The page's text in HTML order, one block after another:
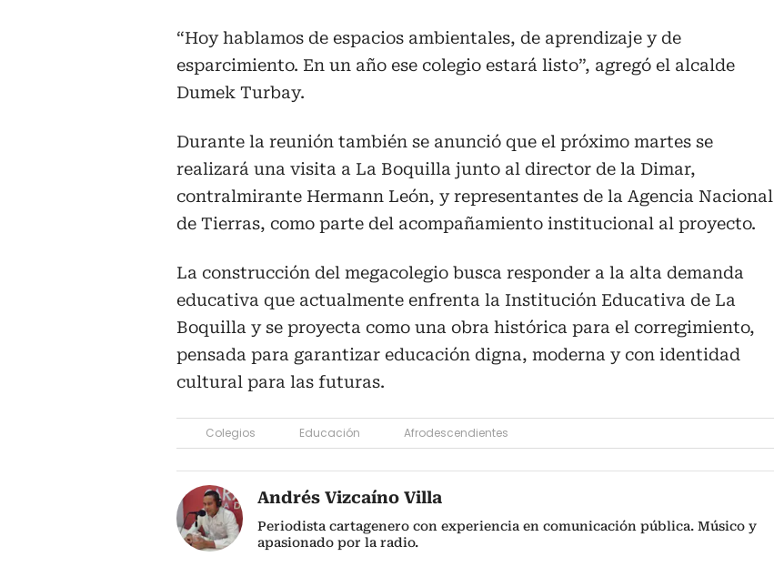
“Hoy hablamos de espacios ambientales, de aprendizaje y de
esparcimiento. En un año ese colegio estará listo”, agregó el alcalde
Dumek Turbay.
Durante la reunión también se anunció que el próximo martes se
realizará una visita a La Boquilla junto al director de la Dimar,
contralmirante Hermann León, y representantes de la Agencia Nacional
de Tierras, como parte del acompañamiento institucional al proyecto.
La construcción del megacolegio busca responder a la alta demanda
educativa que actualmente enfrenta la Institución Educativa de La
Boquilla y se proyecta como una obra histórica para el corregimiento,
pensada para garantizar educación digna, moderna y con identidad
cultural para las futuras.
Colegios Educación Afrodescendientes
Andrés Vizcaíno Villa
Periodista cartagenero con experiencia en comunicación pública. Músico y
apasionado por la radio.